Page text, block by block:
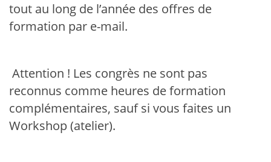
tout au long de l’année des offres de
formation par e-mail.
Attention ! Les congrès ne sont pas
reconnus comme heures de formation
complémentaires, sauf si vous faites un
Workshop (atelier).